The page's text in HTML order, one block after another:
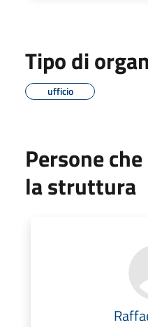
Tipo di
ufficio
Persone
la struttura